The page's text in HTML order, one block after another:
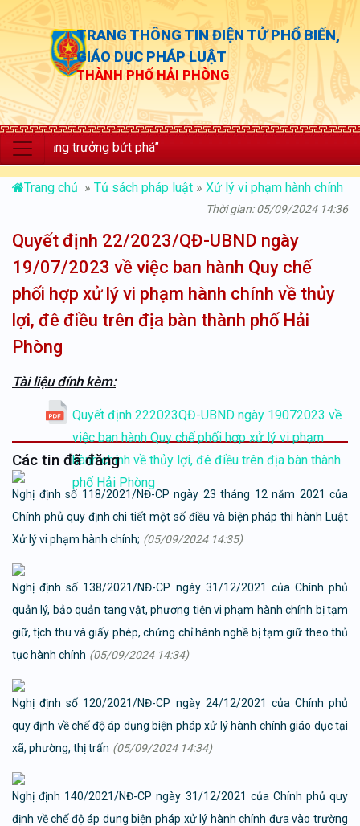
TRANG THÔNG TIN ĐIỆN TỬ PHỔ BIẾN,
GIÁO DỤC PHÁP LUẬT
THÀNH PHỐ HẢI PHÒNG
tăng trưởng bứt phá”
Trang chủ » Tủ sách pháp luật » Xử lý vi phạm hành chính
Thời gian: 05/09/2024 14:36
Quyết định 22/2023/QĐ-UBND ngày
19/07/2023 về việc ban hành Quy chế
phối hợp xử lý vi phạm hành chính về thủy
lợi, đê điều trên địa bàn thành phố Hải
Phòng
Tài liệu đính kèm:
Quyết định 222023QĐ-UBND ngày 19072023 về
việc ban hành Quy chế phối hợp xử lý vi phạm
hành chính về thủy lợi, đê điều trên địa bàn thành
phố Hải Phòng
Các tin đã đăng
Nghị định số 118/2021/NĐ-CP ngày 23 tháng 12 năm 2021 của
Chính phủ quy định chi tiết một số điều và biện pháp thi hành Luật
Xử lý vi phạm hành chính; (05/09/2024 14:35)
Nghị định số 138/2021/NĐ-CP ngày 31/12/2021 của Chính phủ
quản lý, bảo quản tang vật, phương tiện vi phạm hành chính bị tạm
giữ, tịch thu và giấy phép, chứng chỉ hành nghề bị tạm giữ theo thủ
tục hành chính (05/09/2024 14:34)
Nghị định số 120/2021/NĐ-CP ngày 24/12/2021 của Chính phủ
quy định về chế độ áp dụng biện pháp xử lý hành chính giáo dục tại
xã, phường, thị trấn (05/09/2024 14:34)
Nghị định 140/2021/NĐ-CP ngày 31/12/2021 của Chính phủ quy
định về chế độ áp dụng biện pháp xử lý hành chính đưa vào trường